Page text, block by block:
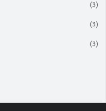
(3)
(3)
(3)